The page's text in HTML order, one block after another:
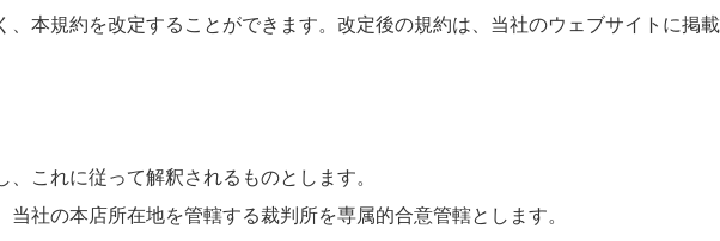
、本規約を改定することができます。改定後の規約は、当社のウェブサイトに掲載
これに従って解釈されるものとします。
社の本店所在地を管轄する裁判所を専属的合意管轄とします。